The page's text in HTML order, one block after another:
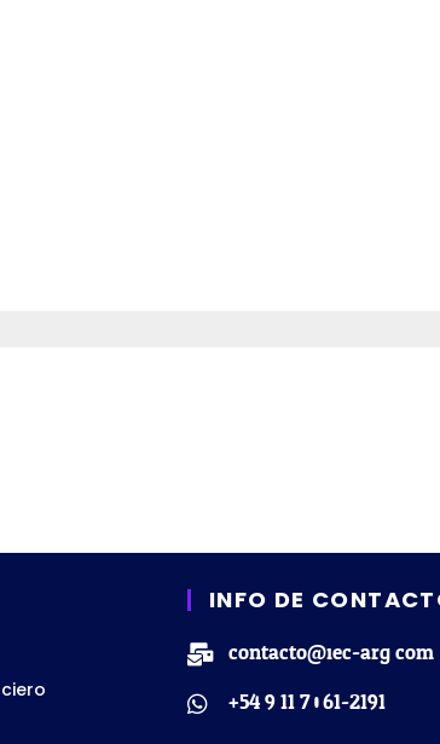
INFO DE
contacto@iec-arg.com
+54 9 11 7061-2191